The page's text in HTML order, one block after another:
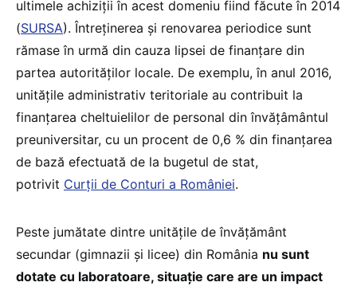
ultimele achiziții în acest domeniu fiind făcute în 2014
(SURSA). Întreținerea și renovarea periodice sunt
rămase în urmă din cauza lipsei de finanțare din
partea autorităților locale. De exemplu, în anul 2016,
unitățile administrativ teritoriale au contribuit la
finanțarea cheltuielilor de personal din învățâmântul
preuniversitar, cu un procent de 0,6 % din finanțarea
de bază efectuată de la bugetul de stat,
potrivit Curții de Conturi a României.
Peste jumătate dintre unitățile de învățământ
secundar (gimnazii și licee) din România nu sunt
dotate cu laboratoare, situație care are un impact